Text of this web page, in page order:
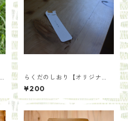
らくだのしおり【オリジナ
ル】
¥200